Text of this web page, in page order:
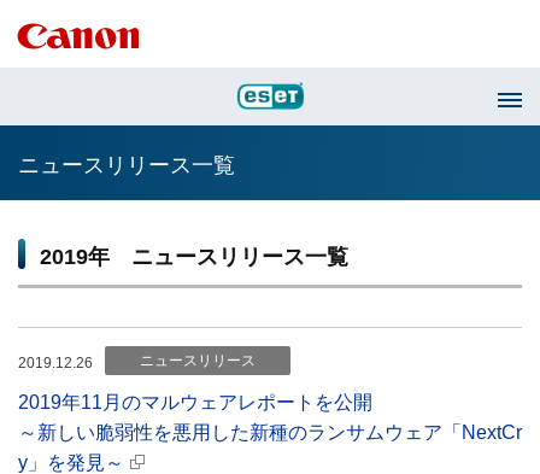
ニュースリリース一覧
2019年 ニュースリリース一覧
2019.12.26 ニュースリリース
2019年11月のマルウェアレポートを公開
～新しい脆弱性を悪用した新種のランサムウェア「NextCr
y」を発見～